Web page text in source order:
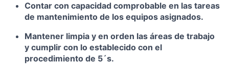
Contar con capacidad comprobable en las tareas
de mantenimiento de los equipos asignados.
Mantener limpia y en orden las áreas de trabajo
y cumplir con lo establecido con el
procedimiento de 5´s.